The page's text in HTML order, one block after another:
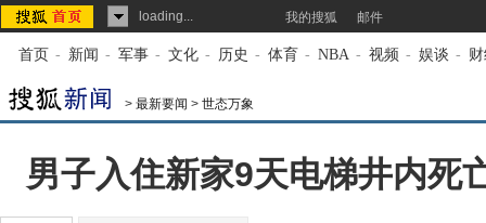
loading... 我的搜狐 邮件
首页 - 新闻 - 军事 - 文化 - 历史 - 体育 - NBA - 视频 - 娱谈 -
> 最新要闻 > 世态万象
男子入住新家9天电梯井内死